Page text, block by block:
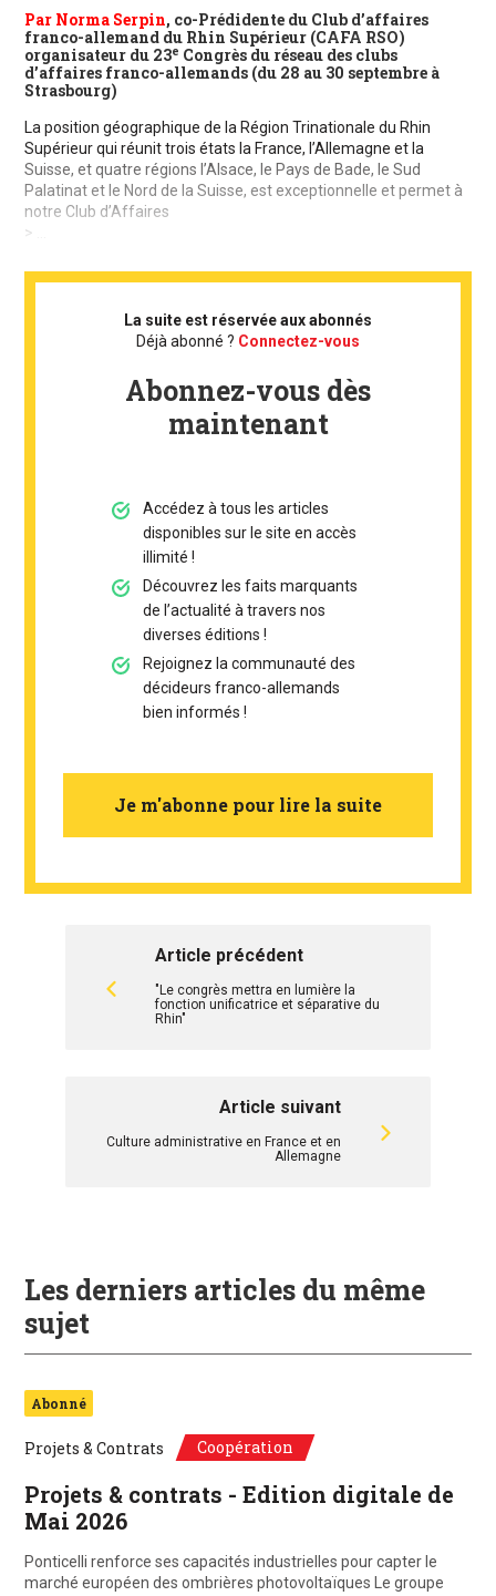
Par Norma Serpin, co-Prédidente du Club d’affaires
franco-allemand du Rhin Supérieur (CAFA RSO)
organisateur du 23e Congrès du réseau des clubs
d’affaires franco-allemands (du 28 au 30 septembre à
Strasbourg)
La position géographique de la Région Trinationale du Rhin
Supérieur qui réunit trois états la France, l’Allemagne et la
Suisse, et quatre régions l’Alsace, le Pays de Bade, le Sud
Palatinat et le Nord de la Suisse, est exceptionnelle et permet à
notre Club d’Affaires
> ...
La suite est réservée aux abonnés
Déjà abonné ? Connectez-vous
Abonnez-vous dès
maintenant
Accédez à tous les articles
disponibles sur le site en accès
illimité !
Découvrez les faits marquants
de l’actualité à travers nos
diverses éditions !
Rejoignez la communauté des
décideurs franco-allemands
bien informés !
Je m'abonne pour lire la suite
Article précédent
"Le congrès mettra en lumière la
fonction unificatrice et séparative du
Rhin"
Article suivant
Culture administrative en France et en
Allemagne
Les derniers articles du même
sujet
Abonné
Projets & Contrats Coopération
Projets & contrats - Edition digitale de
Mai 2026
Ponticelli renforce ses capacités industrielles pour capter le
marché européen des ombrières photovoltaïques Le groupe